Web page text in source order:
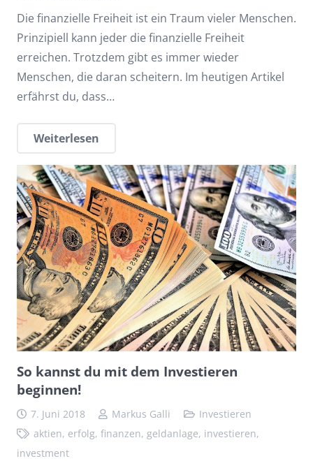
Die finanzielle Freiheit ist ein Traum vieler Menschen.
Prinzipiell kann jeder die finanzielle Freiheit
erreichen. Trotzdem gibt es immer wieder
Menschen, die daran scheitern. Im heutigen Artikel
erfährst du, dass…
Weiterlesen
So kannst du mit dem Investieren
beginnen!
7. Juni 2018 Markus Galli
Investieren
aktien, erfolg, finanzen, geldanlage, investieren,
investment